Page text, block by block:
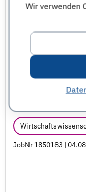
Wir verwenden
Senior Professional
KPMG AG
Düsseldorf
Informatik -
JobNr 1850183 |